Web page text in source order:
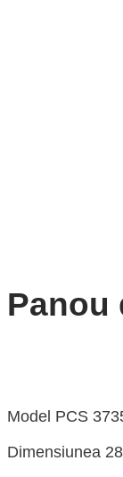
Panou
Model PCS
Dimensiunea